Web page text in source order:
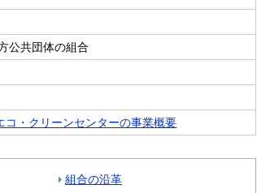
公共団体の組合
・クリーンセンターの事業概要
組合の沿革